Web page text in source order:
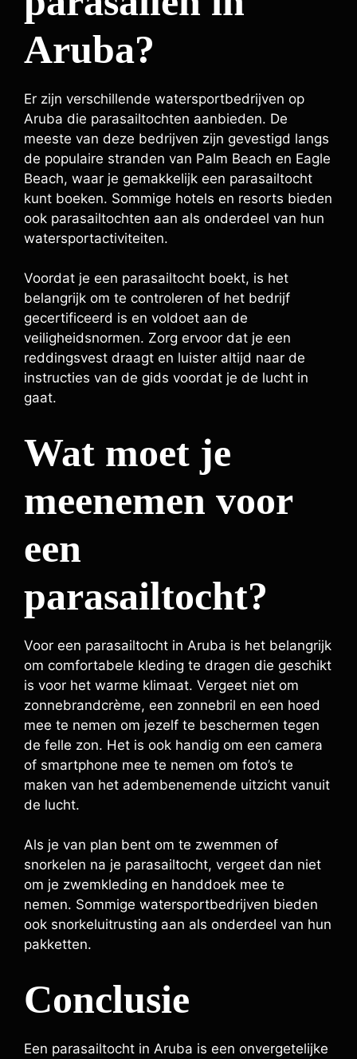
Aruba?
Er zijn verschillende watersportbedrijven op
Aruba die parasailtochten aanbieden. De
meeste van deze bedrijven zijn gevestigd langs
de populaire stranden van Palm Beach en Eagle
Beach, waar je gemakkelijk een parasailtocht
kunt boeken. Sommige hotels en resorts bieden
ook parasailtochten aan als onderdeel van hun
watersportactiviteiten.
Voordat je een parasailtocht boekt, is het
belangrijk om te controleren of het bedrijf
gecertificeerd is en voldoet aan de
veiligheidsnormen. Zorg ervoor dat je een
reddingsvest draagt en luister altijd naar de
instructies van de gids voordat je de lucht in
gaat.
Wat moet je
meenemen voor
een
parasailtocht?
Voor een parasailtocht in Aruba is het belangrijk
om comfortabele kleding te dragen die geschikt
is voor het warme klimaat. Vergeet niet om
zonnebrandcrème, een zonnebril en een hoed
mee te nemen om jezelf te beschermen tegen
de felle zon. Het is ook handig om een camera
of smartphone mee te nemen om foto’s te
maken van het adembenemende uitzicht vanuit
de lucht.
Als je van plan bent om te zwemmen of
snorkelen na je parasailtocht, vergeet dan niet
om je zwemkleding en handdoek mee te
nemen. Sommige watersportbedrijven bieden
ook snorkeluitrusting aan als onderdeel van hun
pakketten.
Conclusie
Een parasailtocht in Aruba is een onvergetelijke